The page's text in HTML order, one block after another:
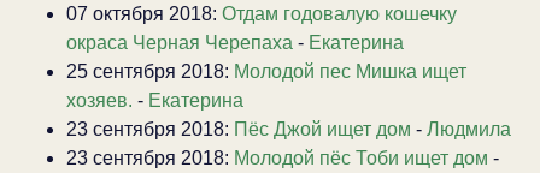
07 октября 2018: Отдам годовалую кошечку
окраса Черная Черепаха - Екатерина
25 сентября 2018: Молодой пес Мишка ищет
хозяев. - Екатерина
23 сентября 2018: Пёс Джой ищет дом - Людмила
23 сентября 2018: Молодой пёс Тоби ищет дом -